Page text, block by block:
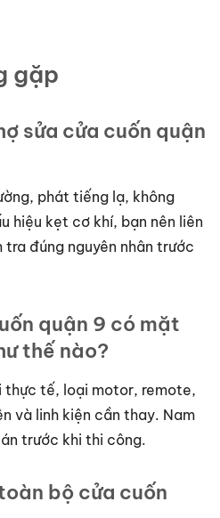
gặp
sửa cửa cuốn quận
phát tiếng lạ, không
hiệu kẹt cơ khí, bạn nên liên
đúng nguyên nhân trước
quận 9 có mặt
thế nào?
thực tế, loại motor, remote,
và linh kiện cần thay. Nam
trước khi thi công.
bộ cửa cuốn